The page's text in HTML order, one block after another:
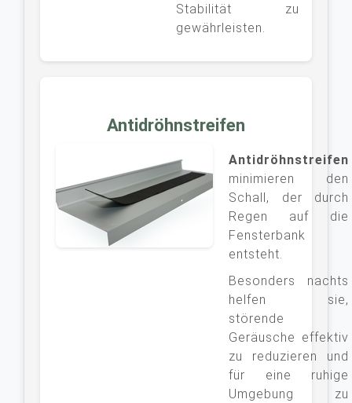
Stabilität zu
gewährleisten.
Antidröhnstreifen
Antidröhnstreifen
minimieren den
Schall, der durch
Regen auf die
Fensterbank
entsteht.
Besonders nachts
helfen sie,
störende
Geräusche effektiv
zu reduzieren und
für eine ruhige
Umgebung zu